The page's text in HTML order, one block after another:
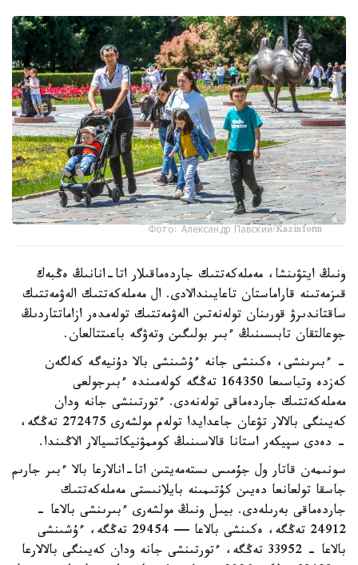
Фото: Александр Павский/Kazinform
ونىڭ ايتۋىنشا، مەملەكەتتىك جاردەماقىلار اتا-انانىڭ ەڭبەك
قىزمەتىنە قاراماستان تاعايىندالادى. ال مەملەكەتتىك الەۋمەتتىك
ساقتاندىرۋ قورىنان تولەنەتىن الەۋمەتتىك تولەمدەر ازاماتتاردىڭ
جوعالتقان تابىسىنىڭ ءبىر بولىگىن وتەۋگە باعىتتالعان.
- ءبىرىنشى، ەكىنشى جانە ءۇشىنشى بالا دۇنيەگە كەلگەن
كەزدە وتباسىعا 164350 تەڭگە كولەمىندە ءبىرجولعى
مەملەكەتتىك جاردەماقى تولەنەدى. ءتورتىنشى جانە ودان
كەيىنگى بالالار تۋعان جاعدايدا تولەم مولشەرى 272475 تەڭگە،
- دەدى سپيكەر استانا قالاسىنىڭ كوممۋنيكاتسيالار الاڭىندا.
سونىمەن قاتار ول جۇمىس ىستەمەيتىن اتا-انالارعا بالا ءبىر جارىم
جاسقا تولعانعا دەيىن كۇتىمىنە بايلانىستى مەملەكەتتىك
جاردەماقى بەرىلەدى. بيىل ونىڭ مولشەرى ءبىرىنشى بالاعا -
24912 تەڭگە، ەكىنشى بالاعا — 29454 تەڭگە، ءۇشىنشى
بالاعا - 33952 تەڭگە، ءتورتىنشى جانە ودان كەيىنگى بالالارعا